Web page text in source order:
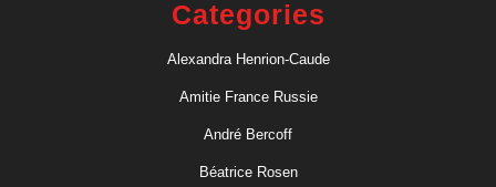
Categories
Alexandra Henrion-Caude
Amitie France Russie
André Bercoff
Béatrice Rosen